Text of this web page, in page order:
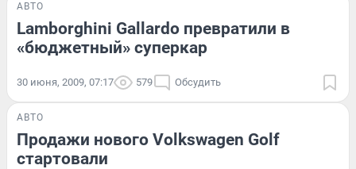
АВТО
Lamborghini Gallardo превратили в
«бюджетный» суперкар
30 июня, 2009, 07:17 579 Обсудить
АВТО
Продажи нового Volkswagen Golf
стартовали